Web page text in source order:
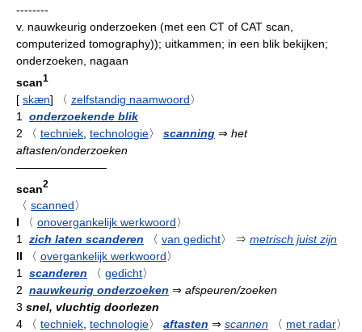
--------
v. nauwkeurig onderzoeken (met een CT of CAT scan,
computerized tomography)); uitkammen; in een blik bekijken;
onderzoeken, nagaan
scan1
[ skæn] 〈 zelfstandig naamwoord〉
1
onderzoekende blik
2
〈 techniek technologie〉 scanning ⇒ het
aftasten/onderzoeken
————————
scan2
〈 scanned〉
I
〈 onovergankelijk werkwoord〉
1 zich laten scanderen 〈 van gedicht〉 ⇒ metrisch juist zijn
II
〈 overgankelijk werkwoord〉
1 scanderen 〈 gedicht〉
2 nauwkeurig onderzoeken ⇒ afspeuren/zoeken
3 snel, vluchtig doorlezen
4
〈 techniek, technologie〉 aftasten ⇒ scannen 〈 met radar〉